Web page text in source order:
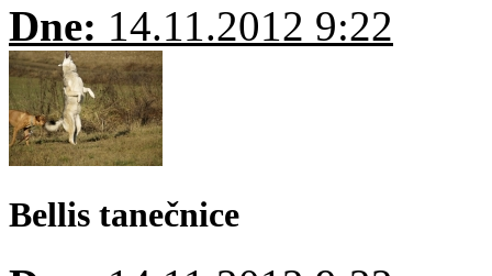
Dne: 14.11.2012 9:22
Bellis tanečnice